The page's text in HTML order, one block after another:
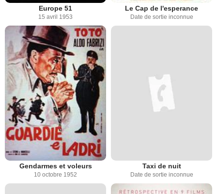
Europe 51
15 avril 1953
Le Cap de l'esperance
Date de sortie inconnue
Gendarmes et voleurs
10 octobre 1952
Taxi de nuit
Date de sortie inconnue